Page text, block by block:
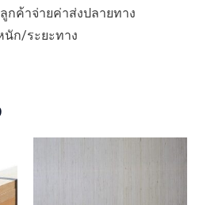
กค้าจ่ายค่าส่งปลายทาง
ก/ระยะทาง